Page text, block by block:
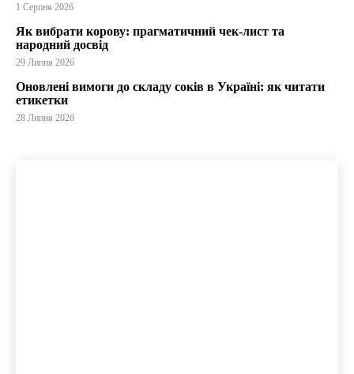
1 Серпня 2026
Як вибрати корову: прагматичний чек-лист та
народний досвід
29 Липня 2026
Оновлені вимоги до складу соків в Україні: як читати
етикетки
28 Липня 2026